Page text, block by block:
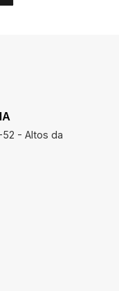
52 - Altos da